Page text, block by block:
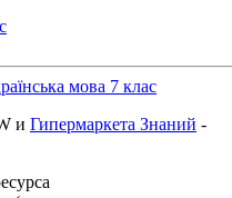
мова 7 клас
и Гипермаркета Знаний -